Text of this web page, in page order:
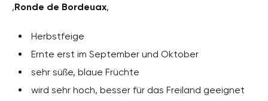
‚Ronde de Bordeuax‚
Herbstfeige
Ernte erst im September und Oktober
sehr süße, blaue Früchte
wird sehr hoch, besser für das Freiland geeignet